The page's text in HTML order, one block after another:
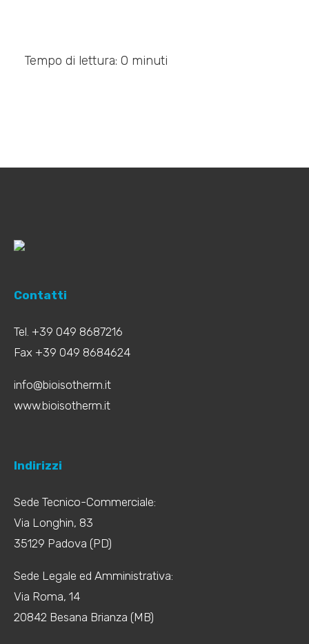
Tempo di lettura: 0 minuti
Contatti
Tel. +39 049 8687216
Fax +39 049 8684624
info@bioisotherm.it
www.bioisotherm.it
Indirizzi
Sede Tecnico-Commerciale:
Via Longhin, 83
35129 Padova (PD)
Sede Legale ed Amministrativa:
Via Roma, 14
20842 Besana Brianza (MB)